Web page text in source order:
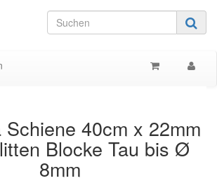
40cm x 22mm
Blocke Tau bis Ø
8mm